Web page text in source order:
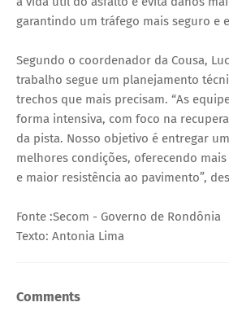
garantindo um tráfego mais seguro e
Segundo o coordenador da Cousa,
trabalho segue um planejamento
trechos que mais precisam. “As
forma intensiva, com foco na
da pista. Nosso objetivo é entregar
melhores condições, oferecendo
e maior resistência ao pavimento”,
Fonte :Secom - Governo de Rondônia
Texto: Antonia Lima
Comments